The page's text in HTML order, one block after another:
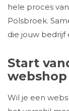
hele proces
Polsbroek.
die jouw
Start
Wil je een